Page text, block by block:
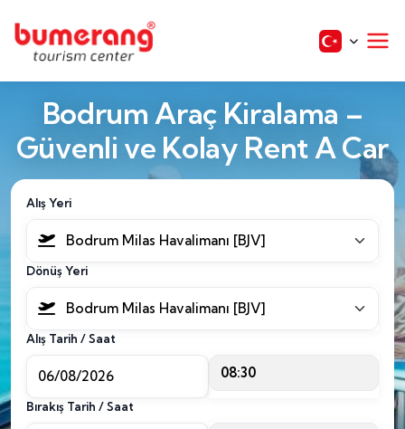
Bodrum Araç Kiralama –
Güvenli ve Kolay Rent A Car
Alış Yeri
Bodrum Milas Havalimanı [BJV]
Dönüş Yeri
Bodrum Milas Havalimanı [BJV]
Alış Tarih / Saat
08:30
Bırakış Tarih / Saat